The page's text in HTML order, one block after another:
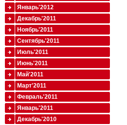
Январь'2012
Декабрь'2011
Ноябрь'2011
Сентябрь'2011
Июль'2011
Июнь'2011
Май'2011
Март'2011
Февраль'2011
Январь'2011
Декабрь'2010